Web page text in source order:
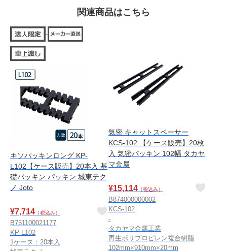
関連商品はこちら
キソパッキンロング KP-
L102【ケース販売】20本入 基
礎パッキン パッキン 城東テク
ノ Joto
¥7,714 （税込み）
B751100021177
KP-L102
1ケース：20本入
気密 キャットスペーサー
KCS-102 【ケース販売】20枚
入 気密パッキン 102幅 タカヤ
マ金属
¥15,114 （税込み）
B874000000002
KCS-102
-
タカヤマ金属工業
再生ポリプロピレン複合樹脂
102mm×910mm×20mm